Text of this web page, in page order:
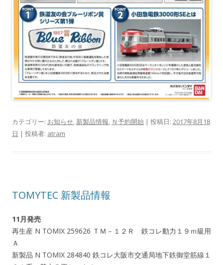
カテゴリー: お知らせ 新製品情報 Ｎ予約開始 | 投稿日: 2017年8月18
日 | 投稿者: atram
TOMYTEC 新製品情報
11月発売
再生産 N TOMIX 259626 ＴＭ－１２Ｒ 鉄コレ動力１９ｍ級用
Ａ
新製品 N TOMIX 284840 鉄コレ大阪市交通局地下鉄御堂筋線１